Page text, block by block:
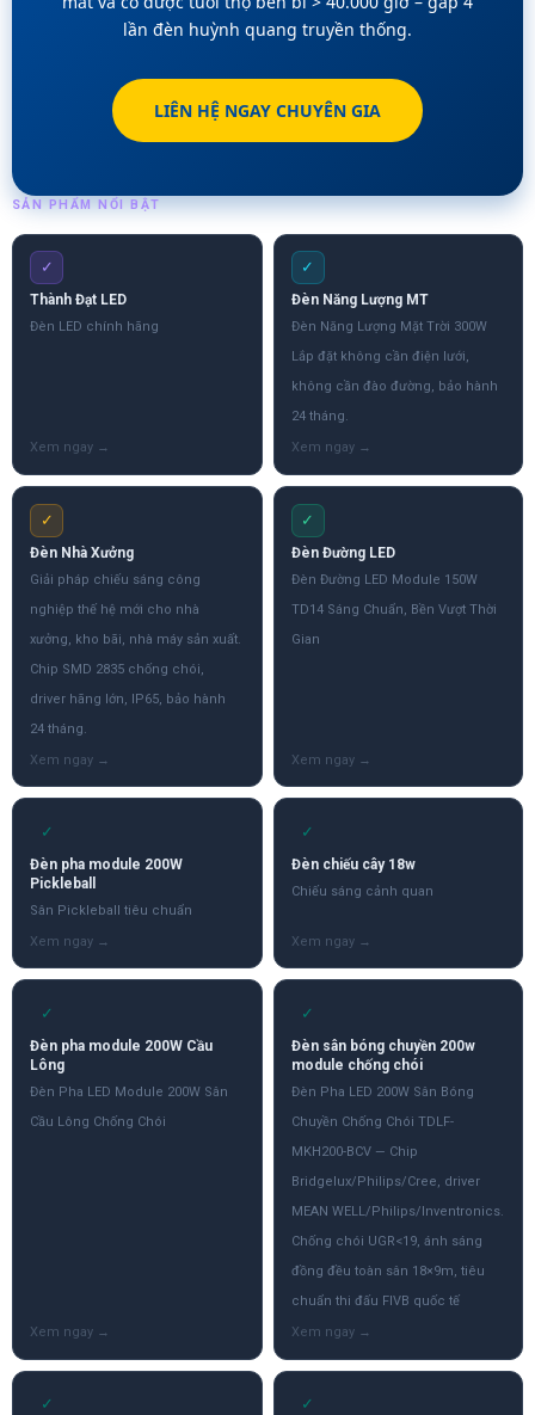
lần đèn huỳnh quang truyền thống.
LIÊN HỆ NGAY CHUYÊN GIA
SẢN PHẨM NỔI BẬT
✓
Thành Đạt LED
Đèn LED chính hãng
✓
Đèn Năng Lượng MT
Đèn Năng Lượng Mặt Trời 300W
Lắp đặt không cần điện lưới,
không cần đào đường, bảo hành
24 tháng.
✓
Đèn Nhà Xưởng
Giải pháp chiếu sáng công
nghiệp thế hệ mới cho nhà
xưởng, kho bãi, nhà máy sản xuất.
Chip SMD 2835 chống chói,
driver hãng lớn, IP65, bảo hành
24 tháng.
✓
Đèn Đường LED
Đèn Đường LED Module 150W
TD14 Sáng Chuẩn, Bền Vượt Thời
Gian
✓
Đèn pha module 200W
Pickleball
Sân Pickleball tiêu chuẩn
✓
Đèn chiếu cây 18w
Chiếu sáng cảnh quan
✓
Đèn pha module 200W Cầu
Lông
Đèn Pha LED Module 200W Sân
Cầu Lông Chống Chói
✓
Đèn sân bóng chuyền 200w
module chống chói
Đèn Pha LED 200W Sân Bóng
Chuyền Chống Chói TDLF-
MKH200-BCV — Chip
Bridgelux/Philips/Cree, driver
MEAN WELL/Philips/Inventronics.
Chống chói UGR<19, ánh sáng
đồng đều toàn sân 18×9m, tiêu
chuẩn thi đấu FIVB quốc tế
✓ ✓